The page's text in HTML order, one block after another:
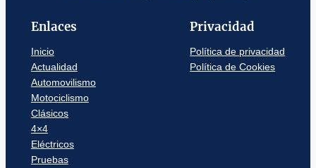
Enlaces
Inicio
Actualidad
Automovilismo
Motociclismo
Clásicos
4×4
Eléctricos
Pruebas
Privacidad
Política de privacidad
Política de Cookies